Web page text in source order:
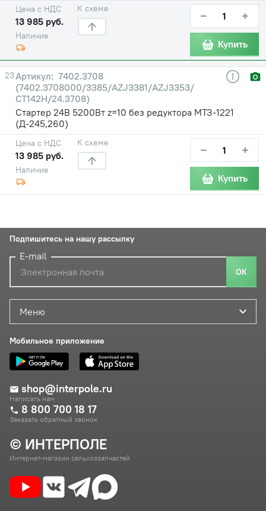
Наличие
Цена с НДС
13 985 руб.
К схеме − +
Купить
23
7402.3708
(7402.3708000/3385/AZJ3381/AZJ3353/
СТ142Н/24.3708)
Стартер 24В 5200Вт z=10 без редуктора МТЗ-1221
(Д-245,260)
Наличие
Цена с НДС
13 985 руб.
К схеме − +
Купить
© ИНТЕРПОЛЕ
Интернет-магазин сельхоззапчастей
Меню
Мобильное приложение
shop@interpole.ru
Написать нам
8 800 700 18 17
Заказать обратный звонок
Подпишитесь на нашу рассылку
E-mail
ОК